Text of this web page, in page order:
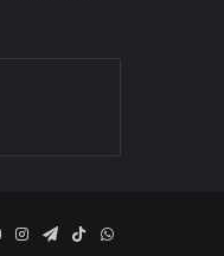
YouInstagram
Telegram
TikTokWhatsApp